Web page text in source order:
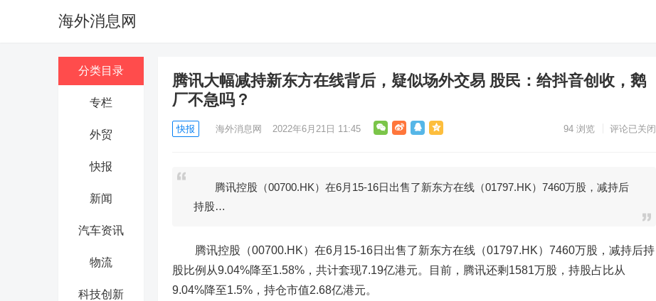
海外消息网
分类目录
专栏
外贸
快报
新闻
汽车资讯
物流
科技创新
腾讯大幅减持新东方在线背后，疑似场外交易 股民：给抖音创收，鹅
厂不急吗？
快报 海外消息网 2022年6月21日 11:45 94 浏览 评论已关闭
腾讯控股（00700.HK）在6月15-16日出售了新东方在线（01797.HK）7460万股，减持后
持股…
腾讯控股 （00700.HK）在6月15-16日出售了新东方在线 （01797.HK）7460万股，减持后持
股比例从9.04%降至1.58%，共计套现7.19亿港元。目前，腾讯还剩1581万股，持股占比从
9.04%降至1.5%，持仓市值2.68亿港元。